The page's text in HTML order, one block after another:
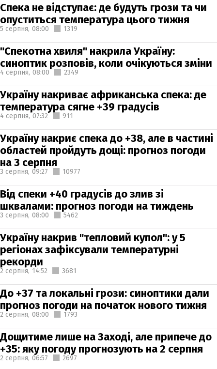
Спека не відступає: де будуть грози та чи
опуститься температура цього тижня
5 серпня, 08:00 1319
"Спекотна хвиля" накрила Україну:
синоптик розповів, коли очікуються зміни
4 серпня, 08:00 2349
Україну накриває африканська спека: де
температура сягне +39 градусів
4 серпня, 07:32 911
Україну накриє спека до +38, але в частині
областей пройдуть дощі: прогноз погоди
на 3 серпня
3 серпня, 09:27 10977
Від спеки +40 градусів до злив зі
шквалами: прогноз погоди на тиждень
3 серпня, 08:00 5462
Україну накрив "тепловий купол": у 5
регіонах зафіксували температурні
рекорди
2 серпня, 14:52 3681
До +37 та локальні грози: синоптики дали
прогноз погоди на початок нового тижня
2 серпня, 08:00 1793
Дощитиме лише на Заході, але припече до
+35: яку погоду прогнозують на 2 серпня
2 серпня, 06:57 2697